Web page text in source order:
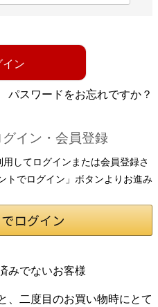
イン
パスワードをお忘れですか？
イン・会員登録
してログインまたは会員登録さ
トでログイン」ボタンよりお進み
みでないお客様
、二度目のお買い物時にとて